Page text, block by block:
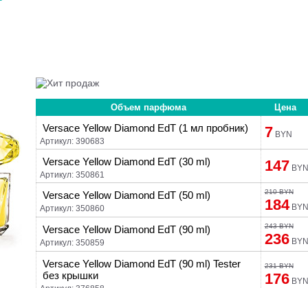
Объем парфюма Цена
Versace Yellow Diamond EdT (1 мл пробник)
Артикул: 390683
7 BYN
Versace Yellow Diamond EdT (30 ml)
Артикул: 350861
147 BYN
Versace Yellow Diamond EdT (50 ml)
Артикул: 350860
210 BYN
184 BYN
Versace Yellow Diamond EdT (90 ml)
Артикул: 350859
243 BYN
236 BYN
Versace Yellow Diamond EdT (90 ml) Tester
без крышки
231 BYN
176 BYN